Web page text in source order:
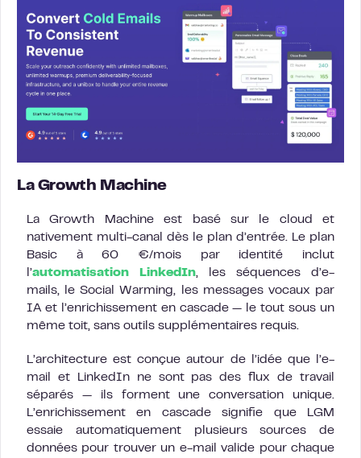
La Growth Machine
La Growth Machine est basé sur le cloud et
nativement multi-canal dès le plan d’entrée. Le plan
Basic à 60 €/mois par identité inclut
l’automatisation LinkedIn , les séquences d’e-
mails, le Social Warming, les messages vocaux par
IA et l’enrichissement en cascade — le tout sous un
même toit, sans outils supplémentaires requis.
L’architecture est conçue autour de l’idée que l’e-
mail et LinkedIn ne sont pas des flux de travail
séparés — ils forment une conversation unique.
L’enrichissement en cascade signifie que LGM
essaie automatiquement plusieurs sources de
données pour trouver un e-mail valide pour chaque